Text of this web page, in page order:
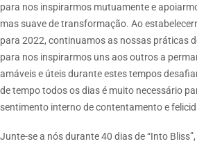
para nos inspirarmos mutuamente e
mas suave de transformação. Ao
para 2022, continuamos as nossas práticas
para nos inspirarmos uns aos outros a
amáveis e úteis durante estes tempos
de tempo todos os dias é muito necessário
sentimento interno de contentamento e
Junte-se a nós durante 40 dias de “Into